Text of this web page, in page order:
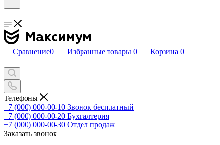
Сравнение0 Избранные товары 0 Корзина 0
Телефоны
+7 (000) 000-00-10 Звонок бесплатный
+7 (000) 000-00-20 Бухгалтерия
+7 (000) 000-00-30 Отдел продаж
Заказать звонок